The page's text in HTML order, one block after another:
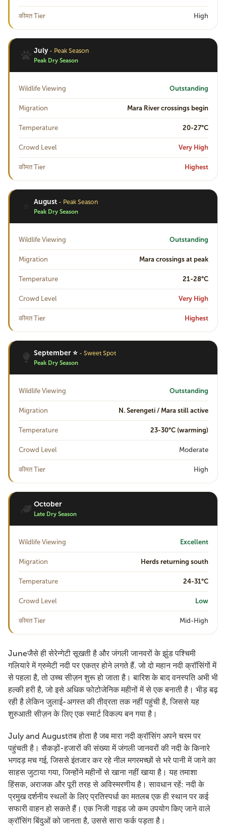
कीमत Tier High
July - Peak Season
Peak Dry Season
Wildlife Viewing Outstanding
Migration Mara River crossings begin
Temperature 20-27°C
Crowd Level Very High
कीमत Tier Highest
August - Peak Season
Peak Dry Season
Wildlife Viewing Outstanding
Migration Mara crossings at peak
Temperature 21-28°C
Crowd Level Very High
कीमत Tier Highest
September ⭐ - Sweet Spot
Peak Dry Season
Wildlife Viewing Outstanding
Migration N. Serengeti / Mara still active
Temperature 23-30°C (warming)
Crowd Level Moderate
कीमत Tier High
October
Late Dry Season
Wildlife Viewing Excellent
Migration Herds returning south
Temperature 24-31°C
Crowd Level Low
कीमत Tier Mid-High
Juneजैसे ही सेरेन्गेटी सूखती है और जंगली जानवरों के झुंड पश्चिमी
गलियारे में ग्रुमेटी नदी पर एकत्र होने लगते हैं. जो दो महान नदी क्रॉसिंगों में
से पहला है, तो उच्च सीज़न शुरू हो जाता है। बारिश के बाद वनस्पति अभी भी
हल्की हरी है, जो इसे अधिक फोटोजेनिक महीनों में से एक बनाती है। भीड़ बढ़
रही है लेकिन जुलाई-अगस्त की तीव्रता तक नहीं पहुंची है, जिससे यह
शुरुआती सीज़न के लिए एक स्मार्ट विकल्प बन गया है।
July and Augustतब होता है जब मारा नदी क्रॉसिंग अपने चरम पर
पहुंचती है। सैकड़ों-हजारों की संख्या में जंगली जानवरों की नदी के किनारे
भगदड़ मच गई, जिससे इंतजार कर रहे नील मगरमच्छों से भरे पानी में जाने का
साहस जुटाया गया, जिन्होंने महीनों से खाना नहीं खाया है। यह तमाशा
हिंसक, अराजक और पूरी तरह से अविस्मरणीय है। सावधान रहें: नदी के
प्रमुख दर्शनीय स्थलों के लिए प्रतिस्पर्धा का मतलब एक ही स्थान पर कई
सफारी वाहन हो सकते हैं। एक निजी गाइड जो कम उपयोग किए जाने वाले
क्रॉसिंग बिंदुओं को जानता है, उससे सारा फर्क पड़ता है।